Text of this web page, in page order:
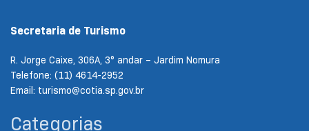
Secretaria de Turismo
R. Jorge Caixe, 306A, 3° andar – Jardim Nomura
Telefone: (11) 4614-2952
Email: turismo@cotia.sp.gov.br
Categorias